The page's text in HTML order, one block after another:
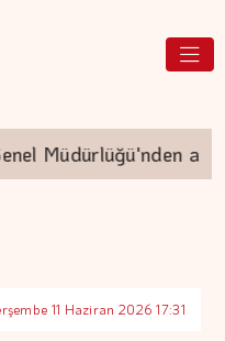
Müdürlüğü'nden
11 Haziran 2026 17:31